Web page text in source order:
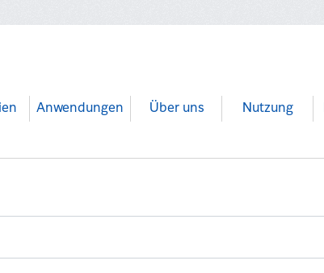
Anwendungen Über uns Nutzung